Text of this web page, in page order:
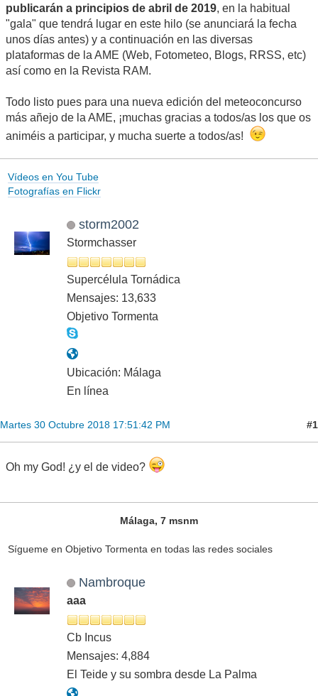
publicarán a principios de abril de 2019, en la habitual
"gala" que tendrá lugar en este hilo (se anunciará la fecha
unos días antes) y a continuación en las diversas
plataformas de la AME (Web, Fotometeo, Blogs, RRSS, etc)
así como en la Revista RAM.
Todo listo pues para una nueva edición del meteoconcurso
más añejo de la AME, ¡muchas gracias a todos/as los que os
animéis a participar, y mucha suerte a todos/as!
Vídeos en You Tube
Fotografías en Flickr
storm2002
Stormchasser
Supercélula Tornádica
Mensajes: 13,633
Objetivo Tormenta
Ubicación: Málaga
En línea
Martes 30 Octubre 2018 17:51:42 PM #1
Oh my God! ¿y el de video?
Málaga, 7 msnm
Sígueme en Objetivo Tormenta en todas las redes sociales
Nambroque
aaa
Cb Incus
Mensajes: 4,884
El Teide y su sombra desde La Palma